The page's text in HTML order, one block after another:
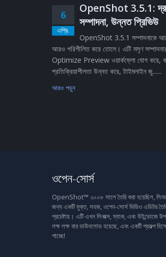
6
এপ্রি.
OpenShot 3.5.1:
সম্পাদনা, উন্নত প্রিভিউ
OpenShot 3.5.1 সম্পাদনাকে
আরও পরিশীলিত করে তোলে। এটি মসৃণ
Optimize Preview ওয়ার্কফ্লো যোগ করে,
প্রতিক্রিয়াশীলতা উন্নত করে, টাইমলাইন জু......
আরও পড়ুন
ওপেন-সোর্স
OpenShot™ ২০০৮ সালে তৈরি করা হয়েছিল,
জন্য একটি মুক্ত, সহজ, ওপেন-সোর্স ভিডিও এডিটর
প্রচেষ্টায়। এটি এখন লিনাক্স, ম্যাক, এবং উইন্ডোজে
লক্ষ লক্ষ বার ডাউনলোড হয়েছে, এবং একটি প্রকল্প
পাচ্ছে!